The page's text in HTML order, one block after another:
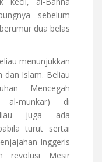
sebelum
dua belas
menunjukkan
dan Islam. Beliau
Mencegah
al-munkar) di
juga ada
turut sertai
Inggeris
revolusi Mesir